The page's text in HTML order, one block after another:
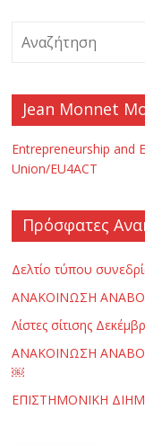
ή
ς
Ε
π
ι
σ
τ
ή
Jean Monnet
Entrepreneurship and
Union/EU4ACT
Πρόσφατες
Δελτίο τύπου
ΑΝΑΚΟΙΝΩΣΗ
Λίστες σίτισης
ΑΝΑΚΟΙΝΩΣΗ
￼
ΕΠΙΣΤΗΜΟΝΙΚΗ